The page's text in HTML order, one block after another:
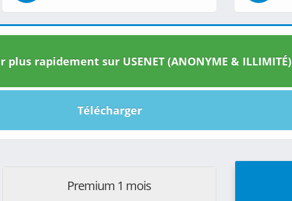
plus rapidement sur USENET (ANONYME & ILLIMITÉ)
Télécharger
Premium 1 mois